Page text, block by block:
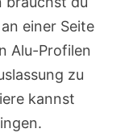
einer Seite
Alu-Profilen
zu
kannst